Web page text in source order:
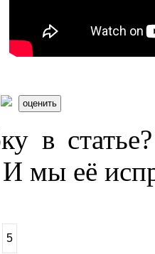
оценить
в
мы её
5